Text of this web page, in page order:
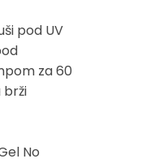
pod UV
za 60
brži
No